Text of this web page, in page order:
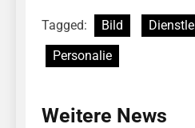
Tagged: Bild
Personalie
Weitere News